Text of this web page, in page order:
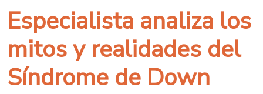
Especialista analiza los
mitos y realidades del
Síndrome de Down